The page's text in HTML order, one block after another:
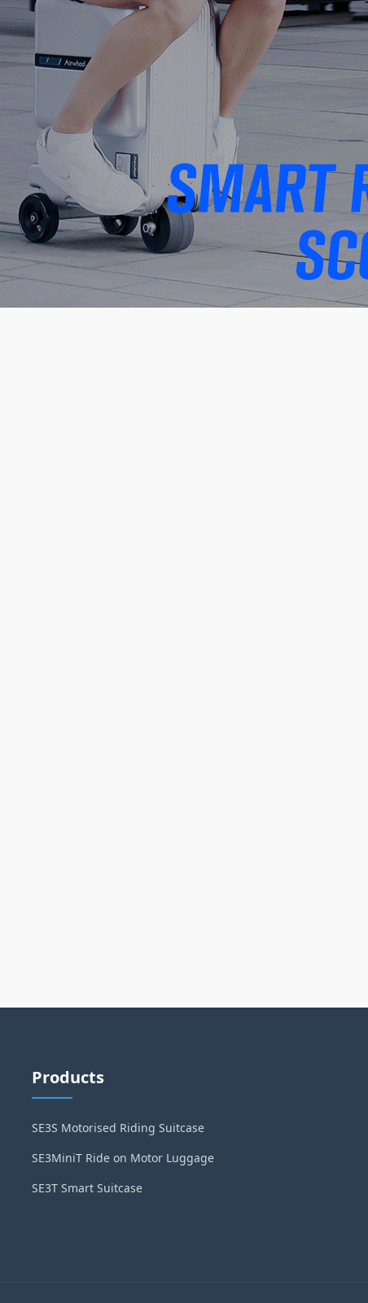
Products
SE3S Motorised Riding Suitcase
SE3MiniT Ride on Motor Luggage
SE3T Smart Suitcase